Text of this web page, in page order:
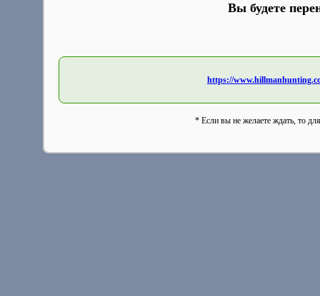
Вы будете
https://
* Если вы не желаете ждать, то